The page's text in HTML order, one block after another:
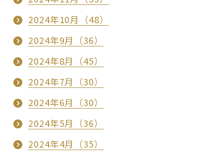
2024年10月（48）
2024年9月（36）
2024年8月（45）
2024年7月（30）
2024年6月（30）
2024年5月（36）
2024年4月（35）